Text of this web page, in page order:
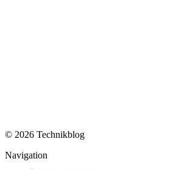
© 2026 Technikblog
Navigation